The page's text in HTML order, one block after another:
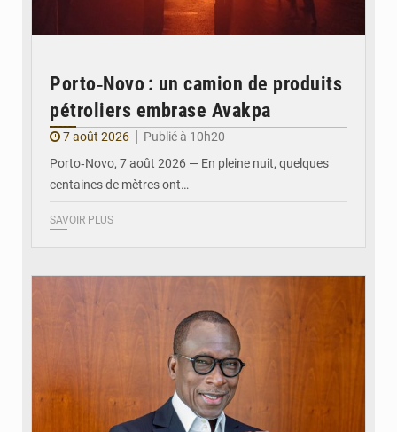
Porto‑Novo : un camion de produits
pétroliers embrase Avakpa
7 août 2026
Publié à 10h20
Porto‑Novo, 7 août 2026 — En pleine nuit, quelques
centaines de mètres ont…
SAVOIR PLUS